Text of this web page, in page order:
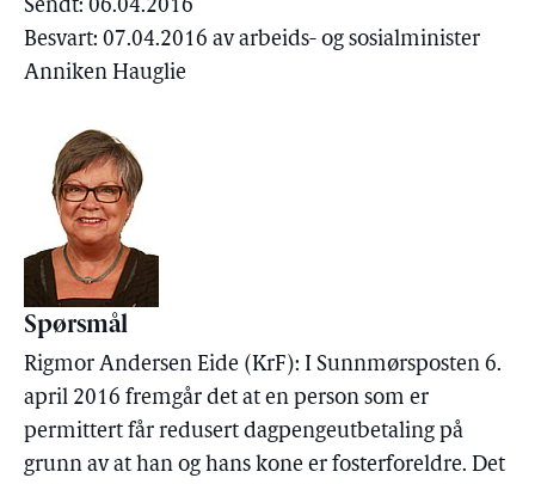
Sendt: 06.04.2016
Besvart: 07.04.2016 av arbeids- og sosialminister
Anniken Hauglie
Spørsmål
Rigmor Andersen Eide (KrF): I Sunnmørsposten 6.
april 2016 fremgår det at en person som er
permittert får redusert dagpengeutbetaling på
grunn av at han og hans kone er fosterforeldre. Det